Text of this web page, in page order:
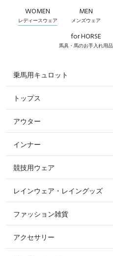
WOMEN
レディースウェア
MEN
メンズウェア
for HORSE
馬具・馬のお手入れ用品
乗馬用キュロット
すべてのキュロット
フルグリップ・尻革 キュロッ
ニーグリップ・膝革 キュロッ
トップス
すべてのトップス
ポロシャツ
カットソー・Tシャツ・タン
パーカー・トレーナー・ス
ニット・セーター
アウター
すべてのアウター
コート
ジャケット・ブルゾン
その他 アウター
インナー
競技用ウェア
すべての競技用ウェア
ショージャケット
ショーシャツ
レインウェア・レイングッズ
ファッション雑貨
すべてのファッション雑貨
アクセサリー